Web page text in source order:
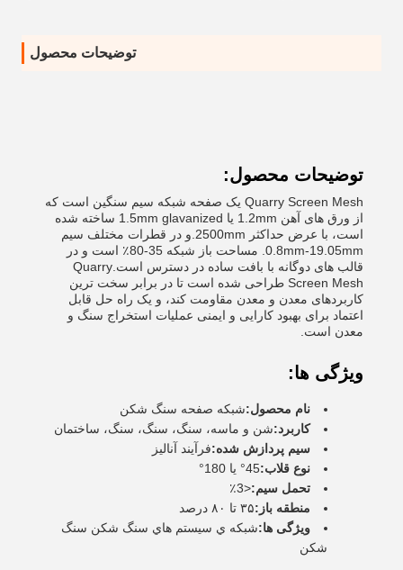
توضیحات محصول
توضیحات محصول:
Quarry Screen Mesh یک صفحه شبکه سیم سنگین است که
از ورق های آهن 1.2mm یا 1.5mm glavanized ساخته شده
است، با عرض حداکثر 2500mm.و در قطرات مختلف سیم
0.8mm-19.05mm. مساحت باز شبکه 35-80٪ است و در
قالب های دوگانه با بافت ساده در دسترس است.Quarry
Screen Mesh طراحی شده است تا در برابر سخت ترین
کاربردهای معدن و معدن مقاومت کند، و یک راه حل قابل
اعتماد برای بهبود کارایی و ایمنی عملیات استخراج سنگ و
معدن است.
ویژگی ها:
نام محصول:شبکه صفحه سنگ شکن
کاربرد:شن و ماسه، سنگ، سنگ، سنگ، ساختمان
سیم پردازش شده:فرآیند آنالیز
نوع قلاب:45° یا 180°
تحمل سیم:<3٪
منطقه باز:۳۵ تا ۸۰ درصد
ویژگی ها:شبكه ي سيستم هاي سنگ شکن سنگ
شکن